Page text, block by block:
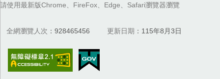
請使用最新版Chrome、FireFox、Edge、Safari瀏覽器瀏覽
全網瀏覽人次 928465456 更新日期 115年8月3日